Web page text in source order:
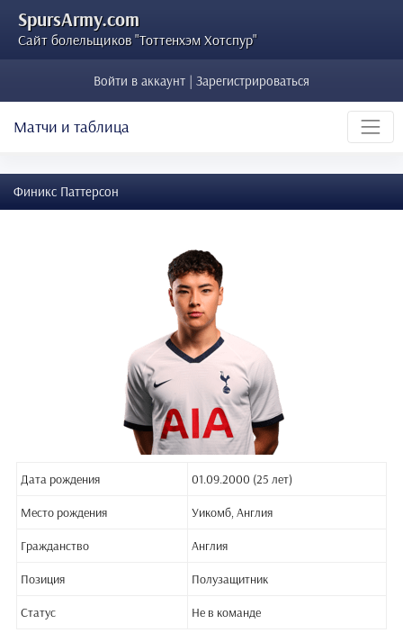
SpursArmy.com
Сайт болельщиков "Тоттенхэм Хотспур"
Войти в аккаунт | Зарегистрироваться
Матчи и таблица
Финикс Паттерсон
Дата рождения 01.09.2000 (25 лет)
Место рождения Уикомб, Англия
Гражданство Англия
Позиция Полузащитник
Статус Не в команде